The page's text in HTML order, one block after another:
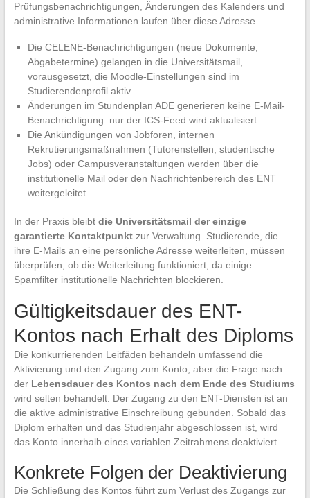
Prüfungsbenachrichtigungen, Änderungen des Kalenders und
administrative Informationen laufen über diese Adresse.
Die CELENE-Benachrichtigungen (neue Dokumente,
Abgabetermine) gelangen in die Universitätsmail,
vorausgesetzt, die Moodle-Einstellungen sind im
Studierendenprofil aktiv
Änderungen im Stundenplan ADE generieren keine E-Mail-
Benachrichtigung: nur der ICS-Feed wird aktualisiert
Die Ankündigungen von Jobforen, internen
Rekrutierungsmaßnahmen (Tutorenstellen, studentische
Jobs) oder Campusveranstaltungen werden über die
institutionelle Mail oder den Nachrichtenbereich des ENT
weitergeleitet
In der Praxis bleibt die Universitätsmail der einzige
garantierte Kontaktpunktzur Verwaltung. Studierende, die
ihre E-Mails an eine persönliche Adresse weiterleiten, müssen
überprüfen, ob die Weiterleitung funktioniert, da einige
Spamfilter institutionelle Nachrichten blockieren.
Gültigkeitsdauer des ENT-
Kontos nach Erhalt des Diploms
Die konkurrierenden Leitfäden behandeln umfassend die
Aktivierung und den Zugang zum Konto, aber die Frage nach
der Lebensdauer des Kontos nach dem Ende des Studiums
wird selten behandelt. Der Zugang zu den ENT-Diensten ist an
die aktive administrative Einschreibung gebunden. Sobald das
Diplom erhalten und das Studienjahr abgeschlossen ist, wird
das Konto innerhalb eines variablen Zeitrahmens deaktiviert.
Konkrete Folgen der Deaktivierung
Die Schließung des Kontos führt zum Verlust des Zugangs zur